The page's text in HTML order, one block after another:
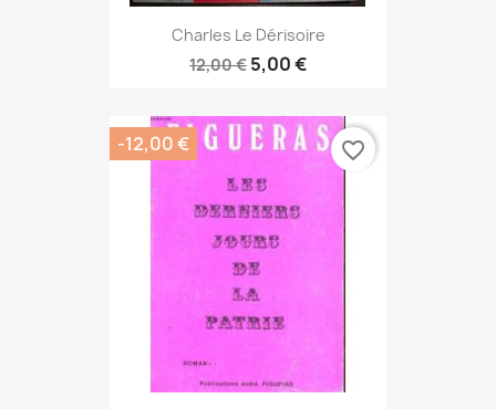
Charles Le Dérisoire
12,00 € 5,00 €
-12,00 € favorite_border